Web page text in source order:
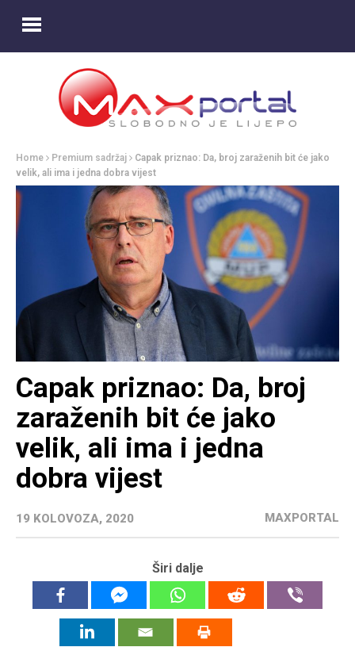
Home Premium sadržaj
Capak priznao: Da, broj zaraženih bit će jako
velik, ali ima i jedna dobra vijest
Capak priznao: Da, broj
zaraženih bit će jako
velik, ali ima i jedna
dobra vijest
19 KOLOVOZA, 2020 MAXPORTAL
Širi dalje